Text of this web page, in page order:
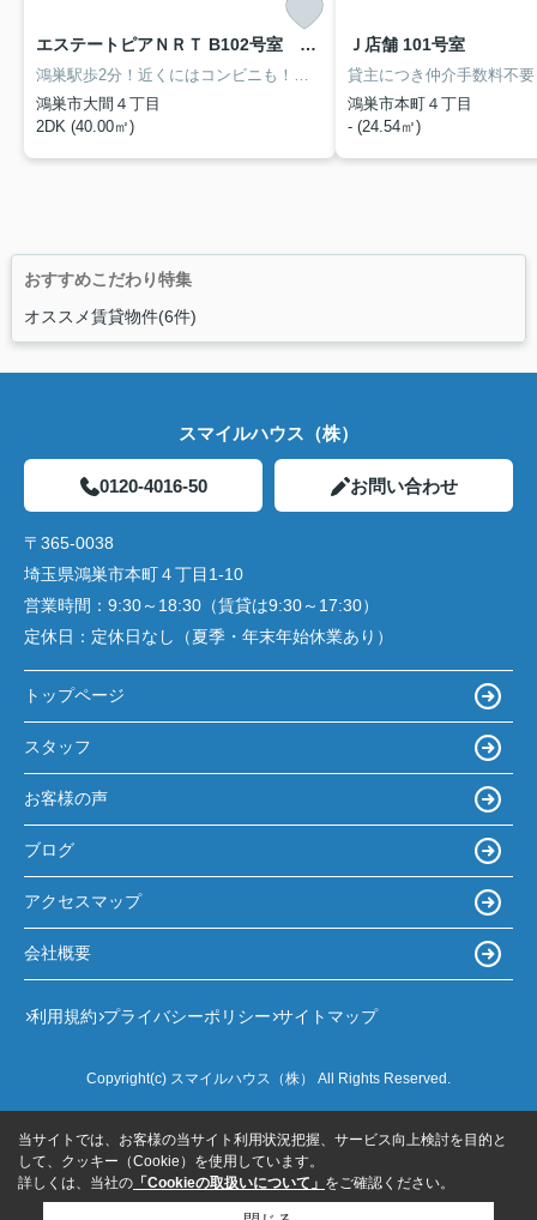
エステートピアＮＲＴ B102号室 ★来店予約制★
鴻巣市大間４丁目
2DK (40.00㎡)
Ｊ店舗 101号室
鴻巣市本町４丁目
- (24.54㎡)
おすすめこだわり特集
オススメ賃貸物件(6件)
スマイルハウス（株）
0120-4016-50 お問い合わせ
〒365-0038
埼玉県鴻巣市本町４丁目1-10
営業時間： 9:30～18:30（賃貸は9:30～17:30）
定休日： 定休日なし（夏季・年末年始休業あり）
トップページ
スタッフ
お客様の声
ブログ
アクセスマップ
会社概要
利用規約 プライバシーポリシー サイトマップ
Copyright(c) スマイルハウス（株） All Rights Reserved.
当サイトでは、お客様の当サイト利用状況把握、サービス向上検討を目的と
して、クッキー（Cookie）を使用しています。
詳しくは、当社の 「Cookieの取扱いについて」 をご確認ください。